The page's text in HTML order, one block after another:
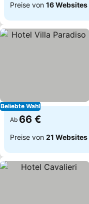
Preise von 16 Websites
Beliebte Wahl
Ab 66 €
Preise von 21 Websites